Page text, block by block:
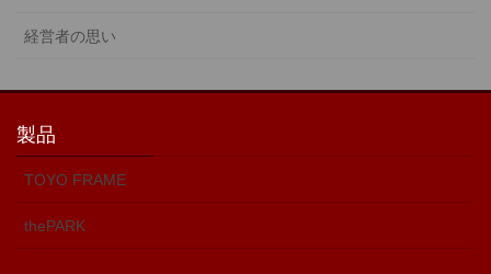
経営者の思い
製品
TOYO FRAME
thePARK